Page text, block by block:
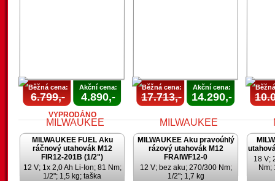
Běžná cena:
6.799,-
Akční cena:
4.890,-
VYPRODÁNO
Běžná cena:
17.713,-
Akční cena:
14.290,-
MILWAUKEE FUEL Aku
ráčnový utahovák M12
FIR12-201B (1/2")
12 V; 1x 2,0 Ah Li-Ion; 81 Nm;
1/2"; 1,5 kg; taška
MILWAUKEE Aku pravoúhlý
rázový utahovák M12
FRAIWF12-0
12 V; bez aku; 270/300 Nm;
1/2"; 1,7 kg
18 V;
Nm;